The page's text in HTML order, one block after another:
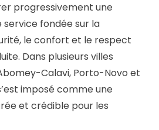
progressivement une
fondée sur la
le confort et le respect
Dans plusieurs villes
Calavi, Porto-Novo et
imposé comme une
et crédible pour les